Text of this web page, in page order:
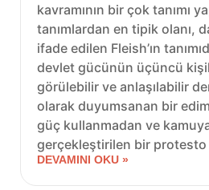
kavramının bir çok tanımı
tanımlardan en tipik olanı,
ifade edilen Fleish’ın
devlet gücünün üçüncü
görülebilir ve anlaşılabilir
olarak duyumsanan bir
güç kullanmadan ve
gerçekleştirilen bir protesto
DEVAMINI OKU »